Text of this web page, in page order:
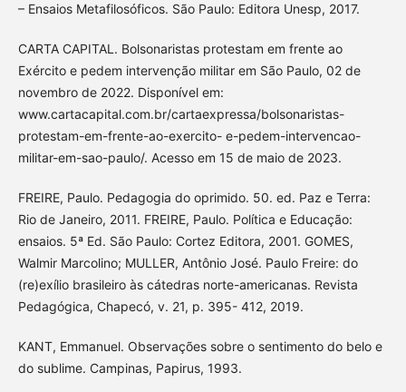
– Ensaios Metafilosóficos. São Paulo: Editora Unesp, 2017.
CARTA CAPITAL. Bolsonaristas protestam em frente ao
Exército e pedem intervenção militar em São Paulo, 02 de
novembro de 2022. Disponível em:
www.cartacapital.com.br/cartaexpressa/bolsonaristas-
protestam-em-frente-ao-exercito- e-pedem-intervencao-
militar-em-sao-paulo/. Acesso em 15 de maio de 2023.
FREIRE, Paulo. Pedagogia do oprimido. 50. ed. Paz e Terra:
Rio de Janeiro, 2011. FREIRE, Paulo. Política e Educação:
ensaios. 5ª Ed. São Paulo: Cortez Editora, 2001. GOMES,
Walmir Marcolino; MULLER, Antônio José. Paulo Freire: do
(re)exílio brasileiro às cátedras norte-americanas. Revista
Pedagógica, Chapecó, v. 21, p. 395- 412, 2019.
KANT, Emmanuel. Observações sobre o sentimento do belo e
do sublime. Campinas, Papirus, 1993.